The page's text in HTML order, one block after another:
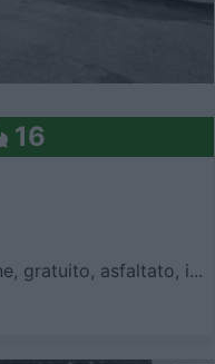
16
gratuito, asfaltato, i...